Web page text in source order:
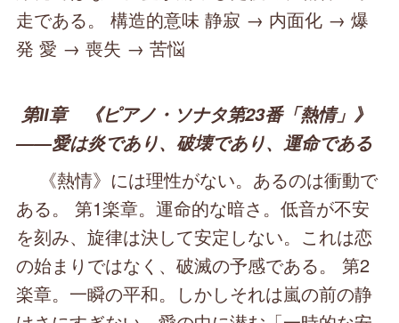
走である。 構造的意味 静寂 → 内面化 → 爆
発 愛 → 喪失 → 苦悩
第Ⅱ章 《ピアノ・ソナタ第23番「熱情」》
――愛は炎であり、破壊であり、運命である
《熱情》には理性がない。あるのは衝動で
ある。 第1楽章。運命的な暗さ。低音が不安
を刻み、旋律は決して安定しない。これは恋
の始まりではなく、破滅の予感である。 第2
楽章。一瞬の平和。しかしそれは嵐の前の静